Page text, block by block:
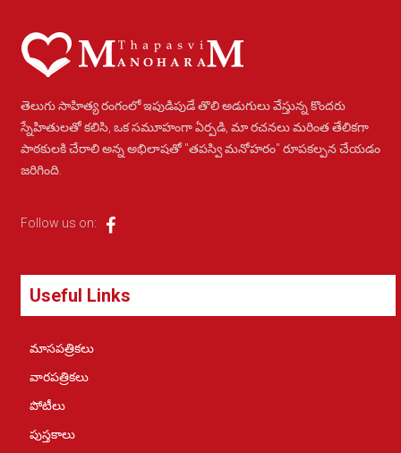
తెలుగు సాహిత్య రంగంలో ఇపుడిపుడే తొలి అడుగులు వేస్తున్న కొందరు
స్నేహితులతో కలిసి, ఒక సమూహంగా ఏర్పడి, మా రచనలు మరింత తేలికగా
పాఠకులకి చేరాలి అన్న అభిలాషతో "తపస్వి మనోహరం" రూపకల్పన చేయడం
జరిగింది.
Follow us on:
Useful Links
మాసపత్రికలు
వారపత్రికలు
పోటీలు
పుస్తకాలు